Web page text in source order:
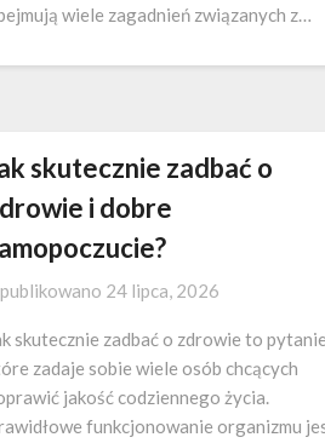
wiele zagadnień związanych z…
skutecznie zadbać o
i dobre
24 lipca, 2026
skutecznie zadbać o zdrowie to
zadaje sobie wiele osób chcących
jakość codziennego życia.
funkcjonowanie organizmu